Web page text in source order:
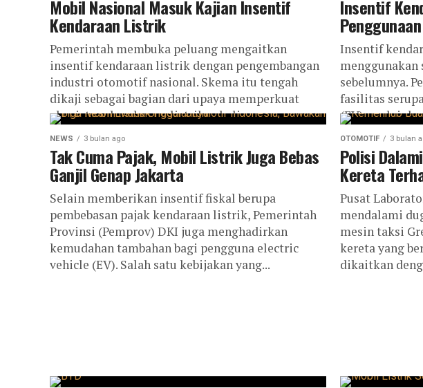
Mobil Nasional Masuk Kajian Insentif
Kendaraan Listrik
Pemerintah membuka peluang mengaitkan
insentif kendaraan listrik dengan pengembangan
industri otomotif nasional. Skema itu tengah
dikaji sebagai bagian dari upaya memperkuat
ekosistem kendaraan listrik sekaligus
mendorong...
Insentif
Insentif
menggunakan
sebelumnya.
fasilitas
(EV),
NEWS 3 bulan ago
Tak Cuma Pajak, Mobil Listrik Juga Bebas
Ganjil Genap Jakarta
Selain memberikan insentif fiskal berupa
pembebasan pajak kendaraan listrik, Pemerintah
Provinsi (Pemprov) DKI juga menghadirkan
kemudahan tambahan bagi pengguna electric
vehicle (EV). Salah satu kebijakan yang...
OTOMOTIF 3 bulan
Polisi
Kereta
Pusat
mendalami
mesin taksi
kereta yang
dikaitkan